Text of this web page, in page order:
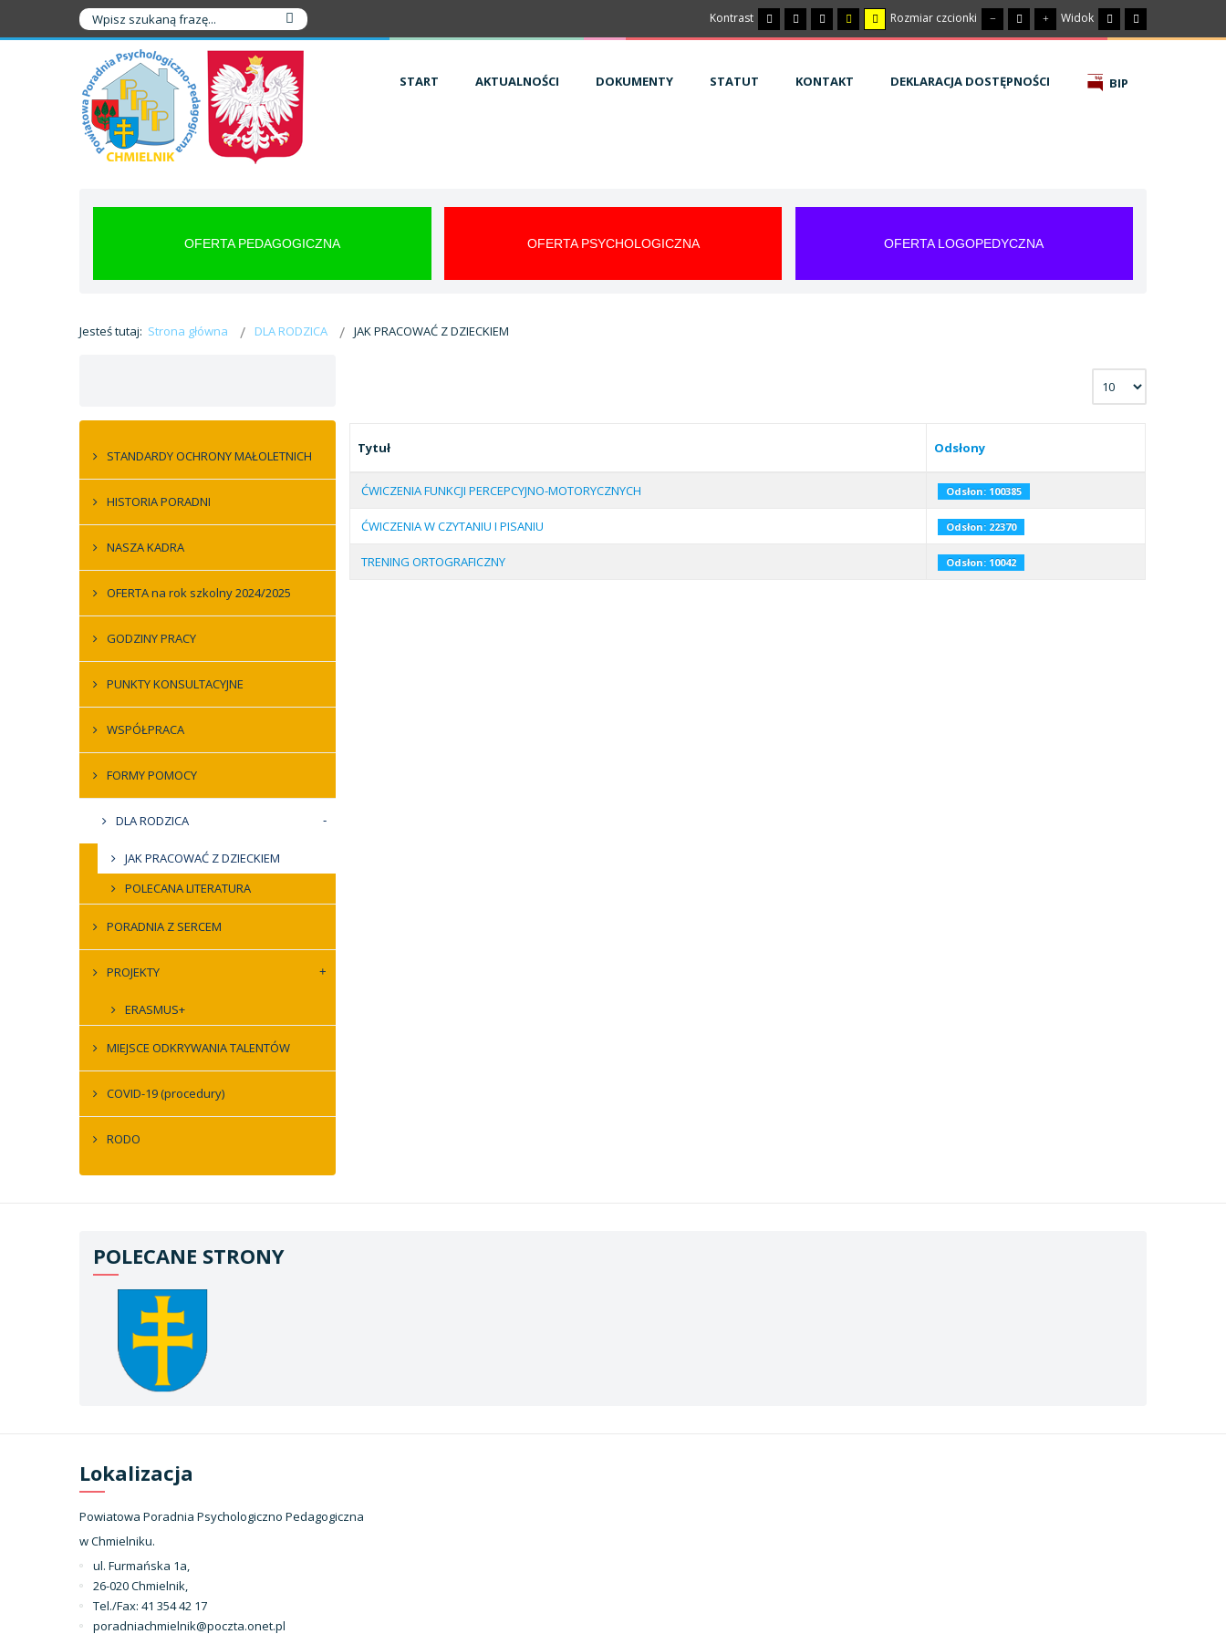
Kontrast Rozmiar czcionki Widok
START AKTUALNOŚCI DOKUMENTY STATUT KONTAKT DEKLARACJA DOSTĘPNOŚCI BIP
OFERTA PEDAGOGICZNA OFERTA PSYCHOLOGICZNA OFERTA LOGOPEDYCZNA
Jesteś tutaj: Strona główna DLA RODZICA JAK PRACOWAĆ Z DZIECKIEM
Tytuł Odsłony
ĆWICZENIA FUNKCJI PERCEPCYJNO-MOTORYCZNYCH Odsłon: 100385
ĆWICZENIA W CZYTANIU I PISANIU Odsłon: 22370
TRENING ORTOGRAFICZNY Odsłon: 10042
STANDARDY OCHRONY MAŁOLETNICH
HISTORIA PORADNI
NASZA KADRA
OFERTA na rok szkolny 2024/2025
GODZINY PRACY
PUNKTY KONSULTACYJNE
WSPÓŁPRACA
FORMY POMOCY
DLA RODZICA
JAK PRACOWAĆ Z DZIECKIEM
POLECANA LITERATURA
PORADNIA Z SERCEM
PROJEKTY
ERASMUS+
MIEJSCE ODKRYWANIA TALENTÓW
COVID-19 (procedury)
RODO
POLECANE STRONY
Lokalizacja
Powiatowa Poradnia Psychologiczno Pedagogiczna
w Chmielniku.
ul. Furmańska 1a,
26-020 Chmielnik,
Tel./Fax: 41 354 42 17
poradniachmielnik@poczta.onet.pl